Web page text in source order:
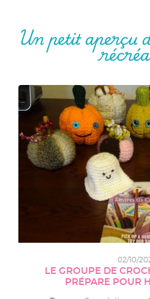
Un petit aperçu
02/10/
LE GROUPE DE
PRÉPARE POUR